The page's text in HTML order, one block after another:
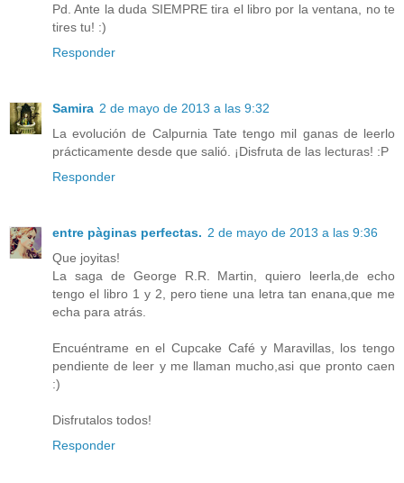
Pd. Ante la duda SIEMPRE tira el libro por la ventana, no te
tires tu! :)
Responder
Samira 2 de mayo de 2013 a las 9:32
La evolución de Calpurnia Tate tengo mil ganas de leerlo
prácticamente desde que salió. ¡Disfruta de las lecturas! :P
Responder
entre pàginas perfectas. 2 de mayo de 2013 a las 9:36
Que joyitas!
La saga de George R.R. Martin, quiero leerla,de echo
tengo el libro 1 y 2, pero tiene una letra tan enana,que me
echa para atrás.
Encuéntrame en el Cupcake Café y Maravillas, los tengo
pendiente de leer y me llaman mucho,asi que pronto caen
:)
Disfrutalos todos!
Responder